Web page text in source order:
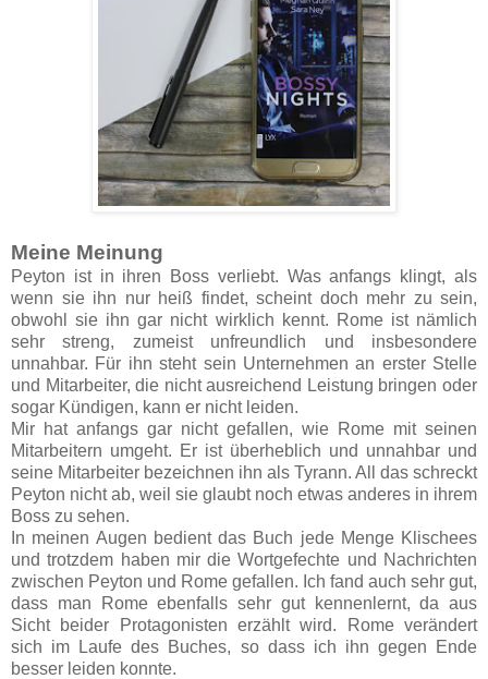
Meine Meinung
Peyton ist in ihren Boss verliebt. Was anfangs klingt, als
wenn sie ihn nur heiß findet, scheint doch mehr zu sein,
obwohl sie ihn gar nicht wirklich kennt. Rome ist nämlich
sehr streng, zumeist unfreundlich und insbesondere
unnahbar. Für ihn steht sein Unternehmen an erster Stelle
und Mitarbeiter, die nicht ausreichend Leistung bringen oder
sogar Kündigen, kann er nicht leiden.
Mir hat anfangs gar nicht gefallen, wie Rome mit seinen
Mitarbeitern umgeht. Er ist überheblich und unnahbar und
seine Mitarbeiter bezeichnen ihn als Tyrann. All das schreckt
Peyton nicht ab, weil sie glaubt noch etwas anderes in ihrem
Boss zu sehen.
In meinen Augen bedient das Buch jede Menge Klischees
und trotzdem haben mir die Wortgefechte und Nachrichten
zwischen Peyton und Rome gefallen. Ich fand auch sehr gut,
dass man Rome ebenfalls sehr gut kennenlernt, da aus
Sicht beider Protagonisten erzählt wird. Rome verändert
sich im Laufe des Buches, so dass ich ihn gegen Ende
besser leiden konnte.